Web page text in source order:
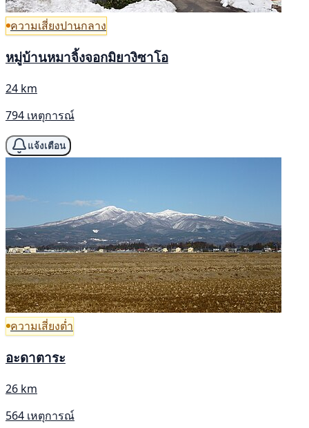
ความเสี่ยงปานกลาง
หมู่บ้านหมาจิ้งจอกมิยางิซาโอ
24 km
794 เหตุการณ์
แจ้งเตือน
ความเสี่ยงต่ำ
อะดาตาระ
26 km
564 เหตุการณ์